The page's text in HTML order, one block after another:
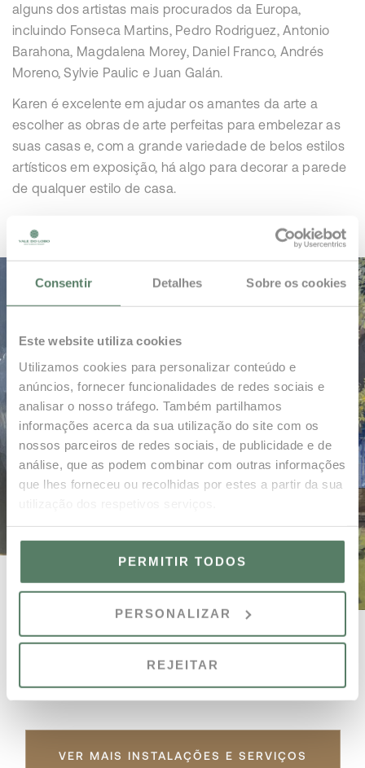
Consentir Detalhes Sobre os cookies
Este website utiliza cookies
Utilizamos cookies para personalizar conteúdo e
anúncios, fornecer funcionalidades de redes sociais e
analisar o nosso tráfego. Também partilhamos
informações acerca da sua utilização do site com os
nossos parceiros de redes sociais, de publicidade e de
análise, que as podem combinar com outras informações
que lhes forneceu ou recolhidas por estes a partir da sua
PERMITIR TODOS
PERSONALIZAR
REJEITAR
alguns dos artistas mais procurados da Europa,
incluindo Fonseca Martins, Pedro Rodriguez, Antonio
Barahona, Magdalena Morey, Daniel Franco, Andrés
Moreno, Sylvie Paulic e Juan Galán.
Karen é excelente em ajudar os amantes da arte a
escolher as obras de arte perfeitas para embelezar as
suas casas e, com a grande variedade de belos estilos
artísticos em exposição, há algo para decorar a parede
de qualquer estilo de casa.
VER MAIS INSTALAÇÕES E SERVIÇOS